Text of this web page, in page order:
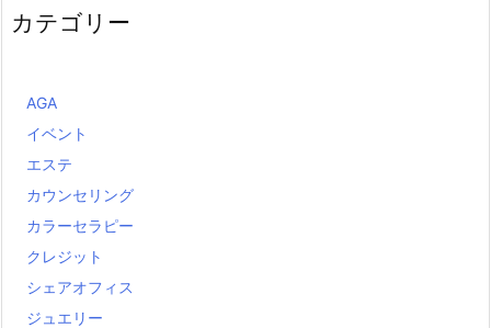
カテゴリー
AGA
イベント
エステ
カウンセリング
カラーセラピー
クレジット
シェアオフィス
ジュエリー